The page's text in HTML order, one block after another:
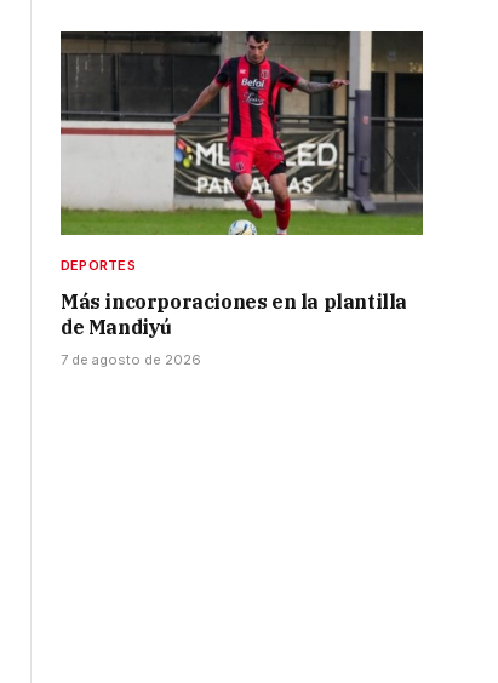
DEPORTES
Más incorporaciones en la plantilla
de Mandiyú
7 de agosto de 2026